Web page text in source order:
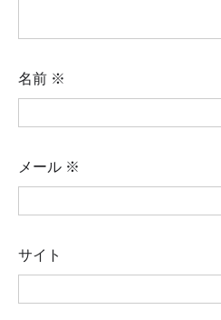
名前 ※
メール ※
サイト